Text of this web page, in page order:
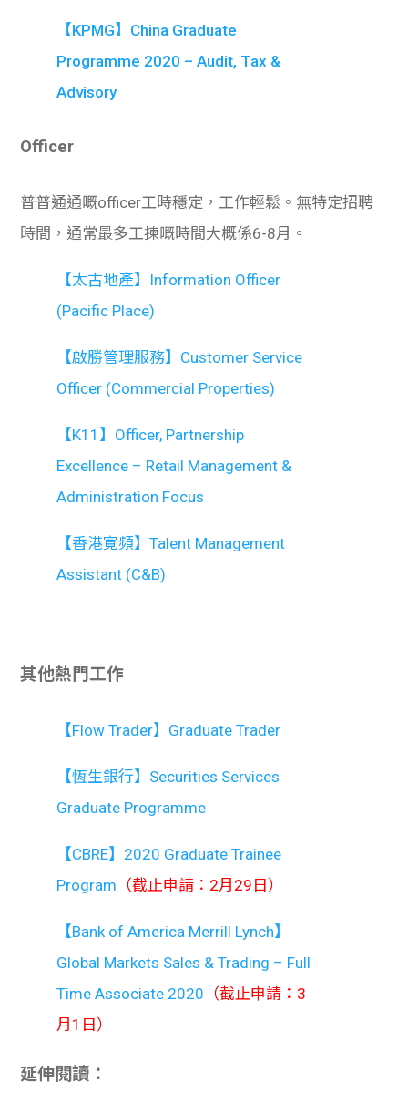
【KPMG】China Graduate
Programme 2020 – Audit, Tax &
Advisory
Officer
普普通通嘅officer工時穩定，工作輕鬆。無特定招聘
時間，通常最多工揀嘅時間大概係6-8月。
【太古地產】Information Officer
(Pacific Place)
【啟勝管理服務】Customer Service
Officer (Commercial Properties)
【K11】Officer, Partnership
Excellence – Retail Management &
Administration Focus
【香港寛頻】Talent Management
Assistant (C&B)
其他熱門工作
【Flow Trader】Graduate Trader
【恆生銀行】Securities Services
Graduate Programme
【CBRE】2020 Graduate Trainee
Program （截止申請：2月29日）
【Bank of America Merrill Lynch】
Global Markets Sales & Trading – Full
Time Associate 2020 （截止申請：3
月1日）
延伸閱讀：